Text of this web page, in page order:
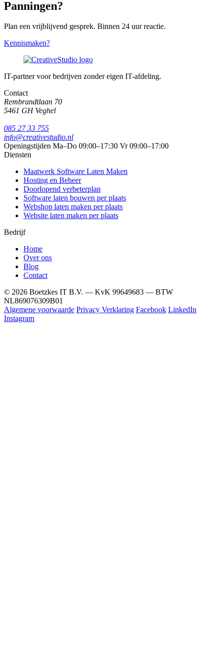
Panningen?
Plan een vrijblijvend gesprek. Binnen 24 uur reactie.
Kennismaken?
IT-partner voor bedrijven zonder eigen IT-afdeling.
Contact
Rembrandtlaan 70
5461 GH Veghel
085 27 33 755
info@creativestudio.nl
Openingstijden Ma–Do 09:00–17:30 Vr 09:00–17:00
Diensten
Maatwerk Software Laten Maken
Hosting en Beheer
Doorlopend verbeterplan
Software laten bouwen per plaats
Webshop laten maken per plaats
Website laten maken per plaats
Bedrijf
Home
Over ons
Blog
Contact
© 2026 Boetzkes IT B.V. — KvK 99649683 — BTW
NL869076309B01
Algemene voorwaarde Privacy Verklaring Facebook LinkedIn
Instagram